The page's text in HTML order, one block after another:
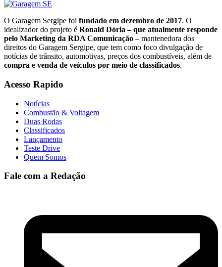
O Garagem Sergipe foi fundado em dezembro de 2017. O
idealizador do projeto é Ronald Dória – que atualmente responde
pelo Marketing da RDA Comunicação – mantenedora dos
direitos do Garagem Sergipe, que tem como foco divulgação de
notícias de trânsito, automotivas, preços dos combustíveis, além de
compra e venda de veículos por meio de classificados.
Acesso Rapido
Notícias
Combustão & Voltagem
Duas Rodas
Classificados
Lançamento
Teste Drive
Quem Somos
Fale com a Redação